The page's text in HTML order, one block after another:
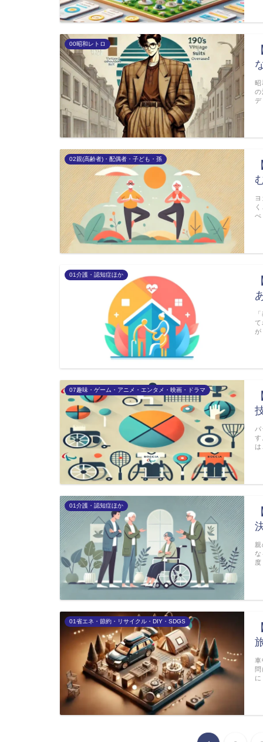
00昭和レトロ
昭
の
02親(高齢者)・配偶者・子ども・孫
01介護・認知症ほか
て
07趣味・ゲーム・アニメ・エンタメ・映画・ドラマ
す
01介護・認知症ほか
01省エネ・節約・リサイクル・DIY・SDGS
車